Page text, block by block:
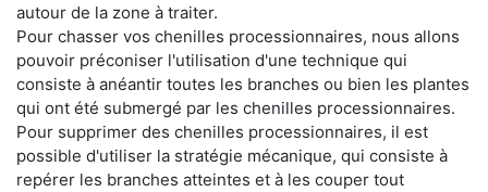
autour de la zone à traiter.
Pour chasser vos chenilles processionnaires, nous allons
pouvoir préconiser l'utilisation d'une technique qui
consiste à anéantir toutes les branches ou bien les plantes
qui ont été submergé par les chenilles processionnaires.
Pour supprimer des chenilles processionnaires, il est
possible d'utiliser la stratégie mécanique, qui consiste à
repérer les branches atteintes et à les couper tout